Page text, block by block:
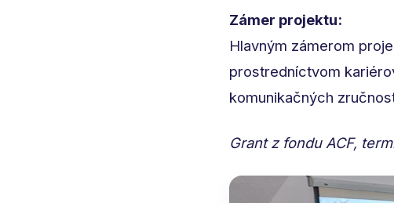
Zámer projektu:
Hlavným zámerom
prostredníctvom
komunikačných
Grant z fondu ACF,